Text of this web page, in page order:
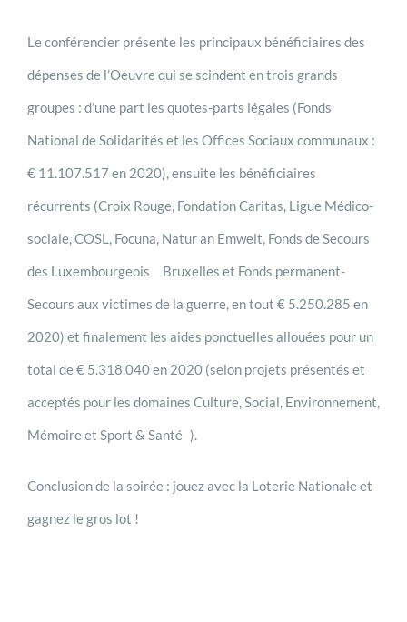
Le conférencier présente les principaux bénéficiaires des
dépenses de l’Oeuvre qui se scindent en trois grands
groupes : d’une part les quotes-parts légales (Fonds
National de Solidarités et les Offices Sociaux communaux :
€ 11.107.517 en 2020), ensuite les bénéficiaires
récurrents (Croix Rouge, Fondation Caritas, Ligue Médico-
sociale, COSL, Focuna, Natur an Emwelt, Fonds de Secours
des Luxembourgeois Bruxelles et Fonds permanent-
Secours aux victimes de la guerre, en tout € 5.250.285 en
2020) et finalement les aides ponctuelles allouées pour un
total de € 5.318.040 en 2020 (selon projets présentés et
acceptés pour les domaines Culture, Social, Environnement,
Mémoire et Sport & Santé ).
Conclusion de la soirée : jouez avec la Loterie Nationale et
gagnez le gros lot !